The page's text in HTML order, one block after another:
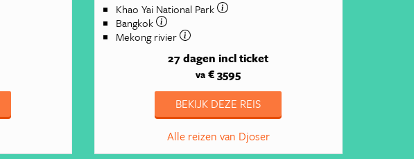
Khao Yai National Park
Bangkok
Mekong rivier
27 dagen incl ticket
va € 3595
BEKIJK DEZE REIS
Alle reizen van Djoser